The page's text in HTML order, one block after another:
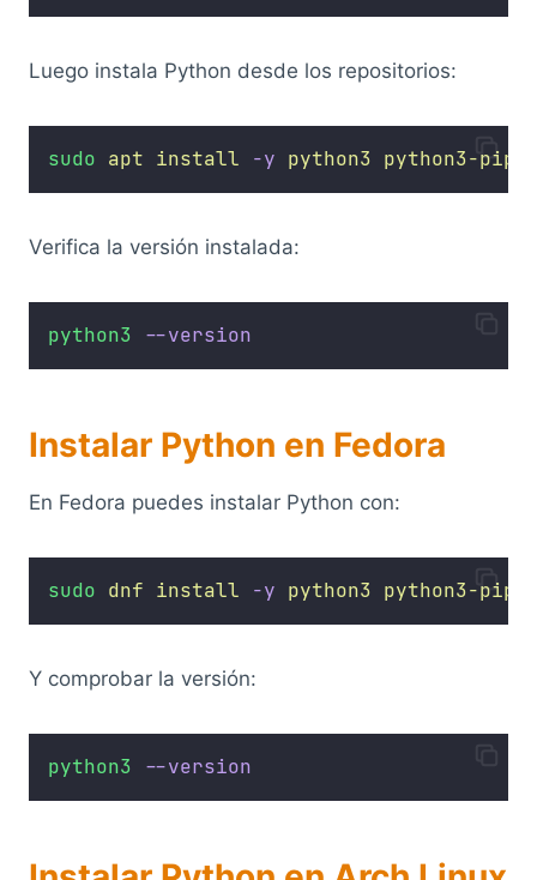
Luego instala Python desde los repositorios:
sudo apt install -y python3 python3-pip
Verifica la versión instalada:
python3 --version
Instalar Python en Fedora
En Fedora puedes instalar Python con:
sudo dnf install -y python3 python3-pip
Y comprobar la versión:
python3 --version